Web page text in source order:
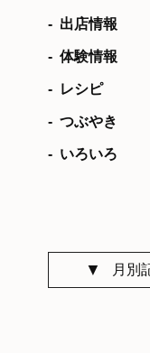
出店情報
体験情報
レシピ
つぶやき
いろいろ
月別